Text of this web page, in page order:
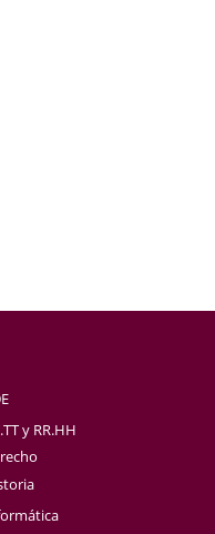
y RR.HH